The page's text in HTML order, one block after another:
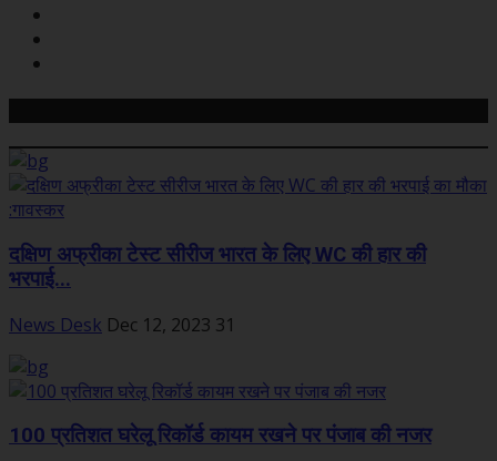
दक्षिण अफ्रीका टेस्‍ट सीरीज भारत के लिए WC की हार की
भरपाई...
News Desk Dec 12, 2023 31
100 प्रतिशत घरेलू रिकॉर्ड कायम रखने पर पंजाब की नजर